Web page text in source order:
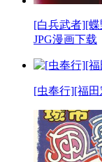
[白兵武者][
JPG漫画下载
[虫奉行][福